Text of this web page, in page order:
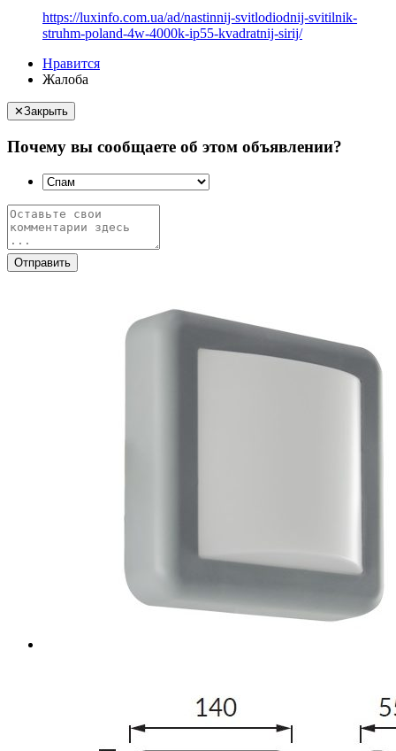
https://luxinfo.com.ua/ad/nastinnij-svitlodiodnij-svitilnik-
struhm-poland-4w-4000k-ip55-kvadratnij-sirij/
Нравится
Жалоба
✕Закрыть
Почему вы сообщаете об этом объявлении?
Отправить